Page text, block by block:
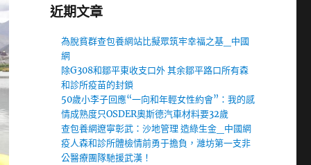
近期文章
為脫貧群查包養網站比擬眾筑牢幸福之基_中國
網
除G308和鄒平東收支口外 其余鄒平路口所有森
和診所疫苗的封鎖
50歲小李子回應“一向和年輕女性約會”：我的感
情成熟度只OSDER奧斯德汽車材料要32歲
查包養網遼寧彰武：沙地管理 造綠生金_中國網
疫人森和診所體檢情前勇于擔負，濰坊第一支非
公醫療團隊馳援武漢！